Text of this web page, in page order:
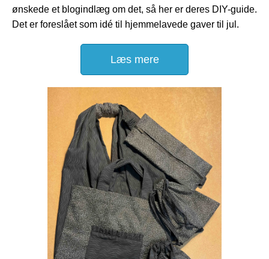
ønskede et blogindlæg om det, så her er deres DIY-guide.
Det er foreslået som idé til hjemmelavede gaver til jul.
Læs mere